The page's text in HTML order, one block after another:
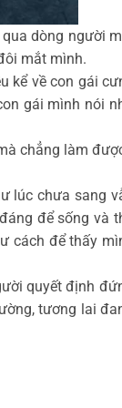
dòng người
mắt mình.
kể về con gái
gái mình nói
chẳng làm
lúc chưa
để sống
để thấy
quyết định
tương lai